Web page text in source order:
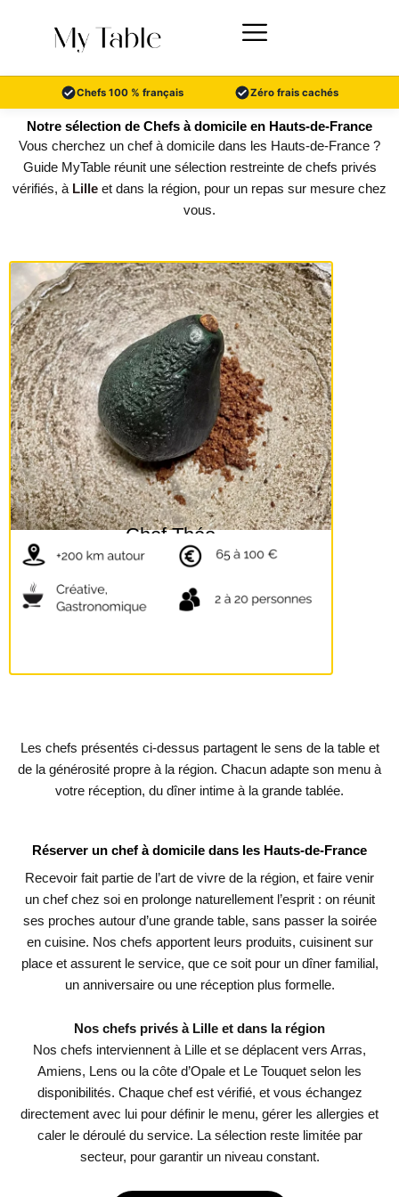
Chefs 100 % français Zéro frais cachés
Notre sélection de Chefs à domicile en Hauts-de-France
Vous cherchez un chef à domicile dans les Hauts-de-France ?
Guide MyTable réunit une sélection restreinte de chefs privés
vérifiés, à Lille et dans la région, pour un repas sur mesure chez
vous.
Chef Théo
Les chefs présentés ci-dessus partagent le sens de la table et
de la générosité propre à la région. Chacun adapte son menu à
votre réception, du dîner intime à la grande tablée.
Réserver un chef à domicile dans les Hauts-de-France
Recevoir fait partie de l’art de vivre de la région, et faire venir
un chef chez soi en prolonge naturellement l’esprit : on réunit
ses proches autour d’une grande table, sans passer la soirée
en cuisine. Nos chefs apportent leurs produits, cuisinent sur
place et assurent le service, que ce soit pour un dîner familial,
un anniversaire ou une réception plus formelle.
Nos chefs privés à Lille et dans la région
Nos chefs interviennent à Lille et se déplacent vers Arras,
Amiens, Lens ou la côte d’Opale et Le Touquet selon les
disponibilités. Chaque chef est vérifié, et vous échangez
directement avec lui pour définir le menu, gérer les allergies et
caler le déroulé du service. La sélection reste limitée par
secteur, pour garantir un niveau constant.